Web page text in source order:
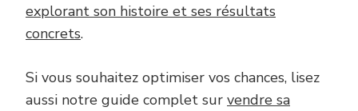
explorant son histoire et ses résultats
concrets.
Si vous souhaitez optimiser vos chances, lisez
aussi notre guide complet sur vendre sa